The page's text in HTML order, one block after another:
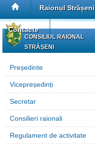
Raionul Strășeni
Contacte
CONSILIUL RAIONAL
STRĂȘENI
Președinte
Vicepreședinți
Secretar
Consilieri raionali
Regulament de activitate